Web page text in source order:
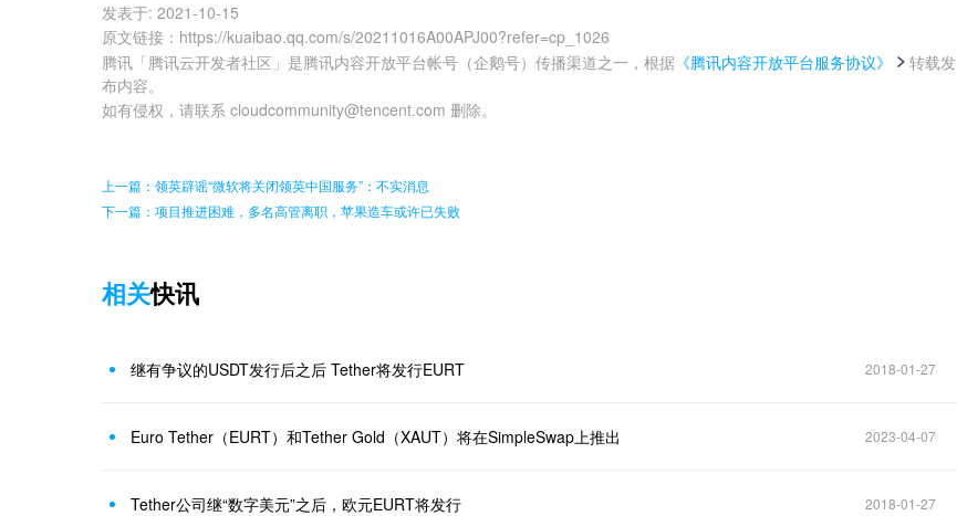
发表于: 2021-10-15
原文链接 ： https://kuaibao.qq.com/s/20211016A00APJ00?refer=cp_1026
腾讯「腾讯云开发者社区」是腾讯内容开放平台帐号（企鹅号）传播渠道之一，根据 《腾讯内容开放平台服务协议》
转载发
布内容。
如有侵权，请联系 cloudcommunity@tencent.com 删除。
上一篇：领英辟谣“微软将关闭领英中国服务”：不实消息
下一篇：项目推进困难，多名高管离职，苹果造车或许已失败
相关快讯
继有争议的USDT发行后之后 Tether将发行EURT 2018-01-27
Euro Tether（EURT）和Tether Gold（XAUT）将在SimpleSwap上推出 2023-04-07
Tether公司继“数字美元”之后，欧元EURT将发行 2018-01-27